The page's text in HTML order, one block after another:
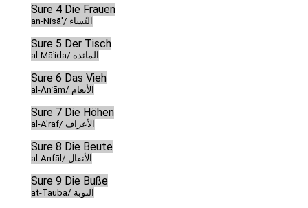
Sure 4 Die Frauen
an-Nisā'/ النّساء
Sure 5 Der Tisch
al-Māʾida/ المائدة
Sure 6 Das Vieh
al-Anʿām/ الأنعام
Sure 7 Die Höhen
al-A'raf/ الأعراف
Sure 8 Die Beute
al-Anfāl/ الأنفال
Sure 9 Die Buße
at-Tauba/ التوبة